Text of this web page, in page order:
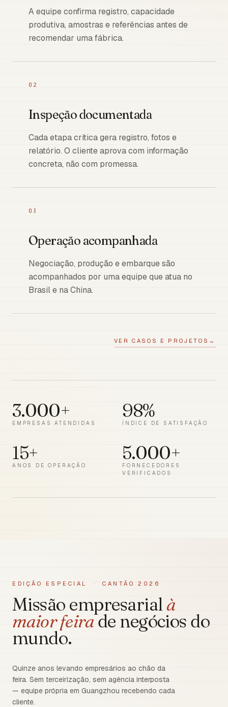
A equipe confirma registro, capacidade
produtiva, amostras e referências antes de
recomendar uma fábrica.
02
Inspeção documentada
Cada etapa crítica gera registro, fotos e
relatório. O cliente aprova com informação
concreta, não com promessa.
03
Operação acompanhada
Negociação, produção e embarque são
acompanhados por uma equipe que atua no
Brasil e na China.
VER CASOS E PROJETOS →
3.000+
EMPRESAS ATENDIDAS
98%
ÍNDICE DE SATISFAÇÃO
15+
ANOS DE OPERAÇÃO
5.000+
FORNECEDORES
VERIFICADOS
EDIÇÃO ESPECIAL · CANTÃO 2026
Missão empresarial à
maior feirade negócios do
mundo.
Quinze anos levando empresários ao chão da
feira. Sem terceirização, sem agência interposta
— equipe própria em Guangzhou recebendo cada
cliente.